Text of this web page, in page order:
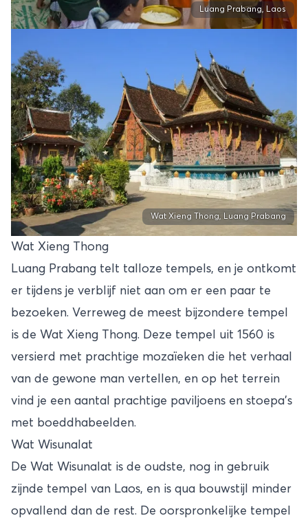
Luang Prabang, Laos
Wat Xieng Thong, Luang Prabang
Wat Xieng Thong
Luang Prabang telt talloze tempels, en je ontkomt
er tijdens je verblijf niet aan om er een paar te
bezoeken. Verreweg de meest bijzondere tempel
is de Wat Xieng Thong. Deze tempel uit 1560 is
versierd met prachtige mozaïeken die het verhaal
van de gewone man vertellen, en op het terrein
vind je een aantal prachtige paviljoens en stoepa’s
met boeddhabeelden.
Wat Wisunalat
De Wat Wisunalat is de oudste, nog in gebruik
zijnde tempel van Laos, en is qua bouwstijl minder
opvallend dan de rest. De oorspronkelijke tempel